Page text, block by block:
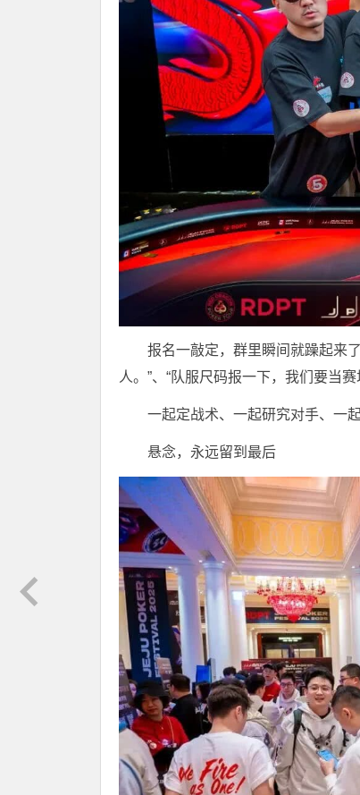
报名一敲定，群里瞬间就躁起来
人。”、“队服尺码报一下，我们要当
一起定战术、一起研究对手、一
悬念，永远留到最后